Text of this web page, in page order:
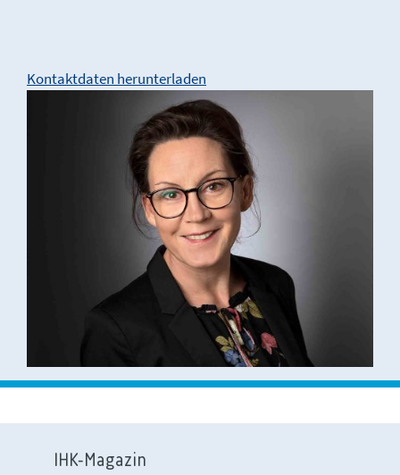
Kontaktdaten herunterladen
IHK-Magazin